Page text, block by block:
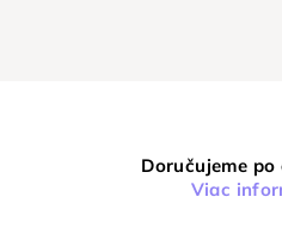
Doručujeme po
Viac